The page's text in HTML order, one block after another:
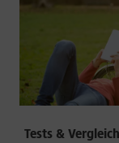
Tests &